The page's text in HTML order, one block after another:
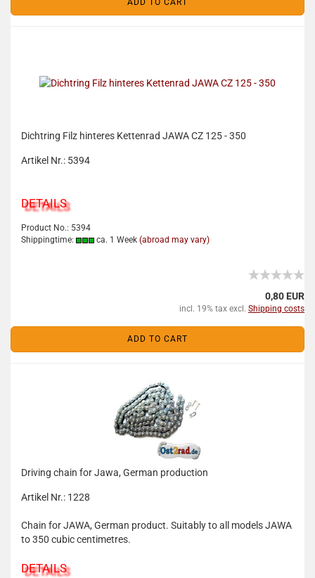
ADD TO CART
Dichtring Filz hinteres Kettenrad JAWA CZ 125 - 350
Artikel Nr.: 5394
DETAILS
Product No.: 5394
Shippingtime:
ca. 1 Week (abroad may vary)
0,80 EUR
incl. 19% tax excl. Shipping costs
ADD TO CART
Driving chain for Jawa, German production
Artikel Nr.: 1228
Chain for JAWA, German product. Suitably to all models JAWA
to 350 cubic centimetres.
DETAILS